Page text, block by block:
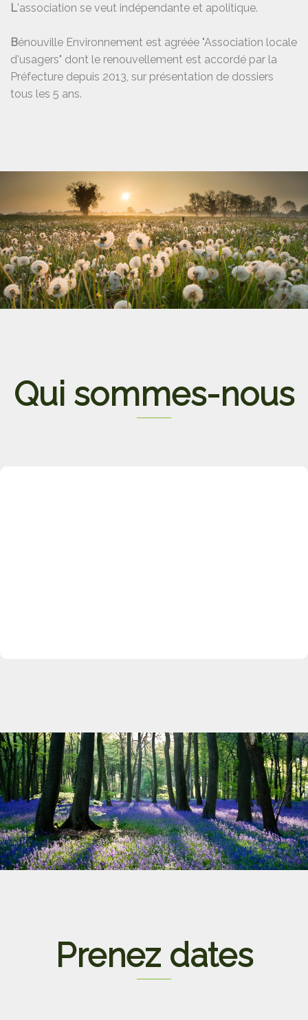
L'association se veut indépendante et apolitique.
Bénouville Environnement est agréée "Association locale
d'usagers" dont le renouvellement est accordé par la
Préfecture depuis 2013, sur présentation de dossiers
tous les 5 ans.
Qui sommes-nous
Prenez dates